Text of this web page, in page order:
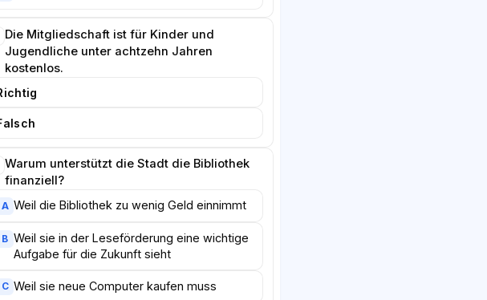
Die Mitgliedschaft ist für Kinder und
Jugendliche unter achtzehn Jahren
kostenlos.
Warum unterstützt die Stadt die Bibliothek
finanziell?
A Weil die Bibliothek zu wenig Geld einnimmt
B Weil sie in der Leseförderung eine wichtige
Aufgabe für die Zukunft sieht
C Weil sie neue Computer kaufen muss